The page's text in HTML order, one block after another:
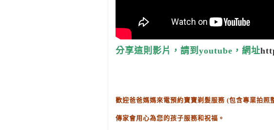
分享這則影片，請到youtube，網址
歡迎爸爸媽媽來電預約寶寶剃髮服務 (包含專業拍照
傳家會用心為您的孩子服務和祝福。